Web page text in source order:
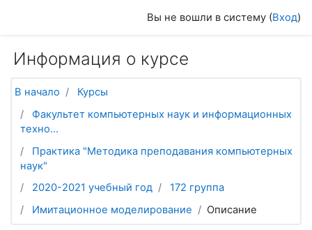
Вы не вошли в систему (Вход)
Информация о курсе
В начало
Курсы
Факультет компьютерных наук и информационных
техно...
Практика "Методика преподавания компьютерных
наук"
2020-2021 учебный год
172 группа
Имитационное моделирование
Описание